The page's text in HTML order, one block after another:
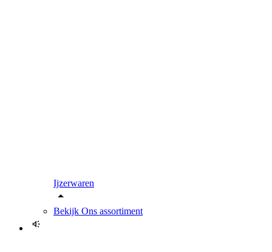
Ijzerwaren
Bekijk Ons assortiment